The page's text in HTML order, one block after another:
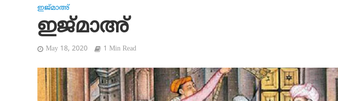
ഇജ്മാഅ്
ഇജ്മാഅ്
May 18, 2020 1 Min Read